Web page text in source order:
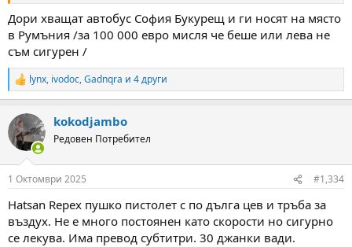
Дори хващат автобус София Букурещ и ги носят на място
в Румъния /за 100 000 евро мисля че беше или лева не
съм сигурен /
R
e
c
t
i
s
lynx, ivodoc,Gadnqra и 4 други
kokodjambo
Редовен Потребител
1 Октомври 2025 #1,334
Hatsan Repex пушко пистолет с по дълга цев и тръба за
въздух. Не е много постоянен като скорости но сигурно
се лекува. Има превод субтитри. 30 джанки вади.